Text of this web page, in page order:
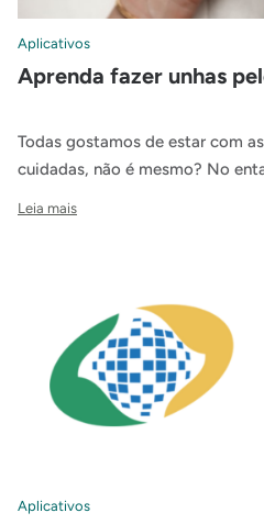
Aplicativos
Aprenda fazer unhas
Todas gostamos de estar com
cuidadas, não é mesmo? No
Leia mais
Aplicativos